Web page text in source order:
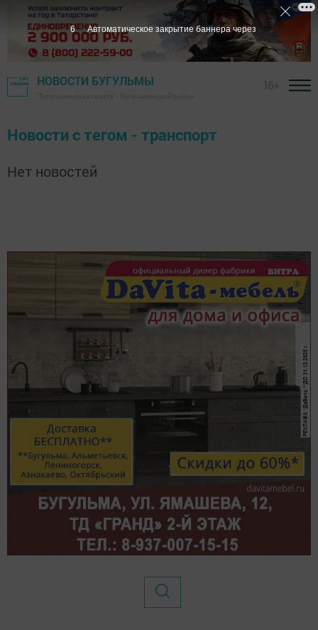
НОВОСТИ БУГУЛЬМЫ
Новости с тегом - транспорт
Нет новостей
6 Автоматическое закрытие баннера через